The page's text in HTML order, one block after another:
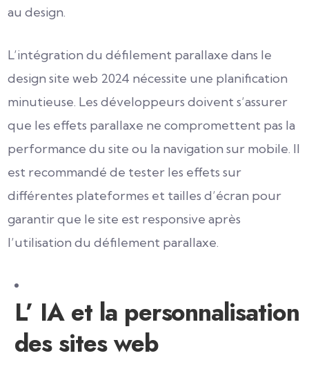
au design.
L’intégration du défilement parallaxe dans le
design site web 2024 nécessite une planification
minutieuse. Les développeurs doivent s’assurer
que les effets parallaxe ne compromettent pas la
performance du site ou la navigation sur mobile. Il
est recommandé de tester les effets sur
différentes plateformes et tailles d’écran pour
garantir que le site est responsive après
l’utilisation du défilement parallaxe.
L’ IA et la personnalisation
des sites web